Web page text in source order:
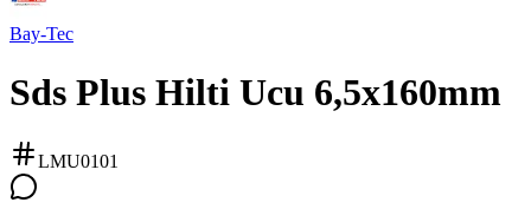
Bay-Tec
Sds Plus Hilti Ucu 6,5x160mm
LMU0101